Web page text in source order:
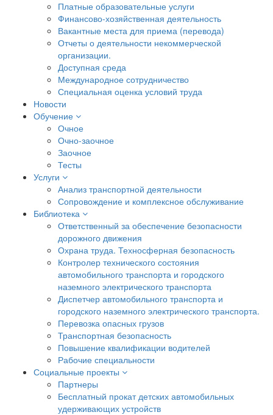
Платные образовательные услуги
Финансово-хозяйственная деятельность
Вакантные места для приема (перевода)
Отчеты о деятельности некоммерческой
организации.
Доступная среда
Международное сотрудничество
Специальная оценка условий труда
Новости
Обучение
Очное
Очно-заочное
Заочное
Тесты
Услуги
Анализ транспортной деятельности
Сопровождение и комплексное обслуживание
Библиотека
Ответственный за обеспечение безопасности
дорожного движения
Охрана труда. Техносферная безопасность
Контролер технического состояния
автомобильного транспорта и городского
наземного электрического транспорта
Диспетчер автомобильного транспорта и
городского наземного электрического транспорта.
Перевозка опасных грузов
Транспортная безопасность
Повышение квалификации водителей
Рабочие специальности
Социальные проекты
Партнеры
Бесплатный прокат детских автомобильных
удерживающих устройств